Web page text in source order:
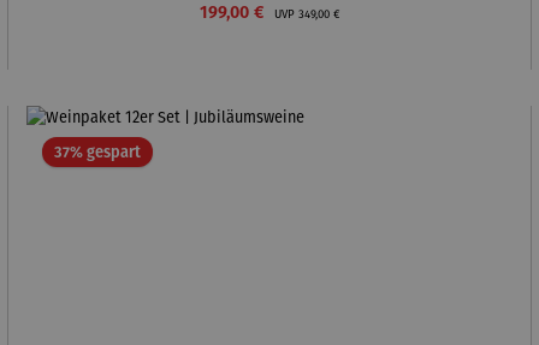
Verkaufspreis:
199,00 € UVP Regulärer Preis:
349,00 €
37% gespartRabatt